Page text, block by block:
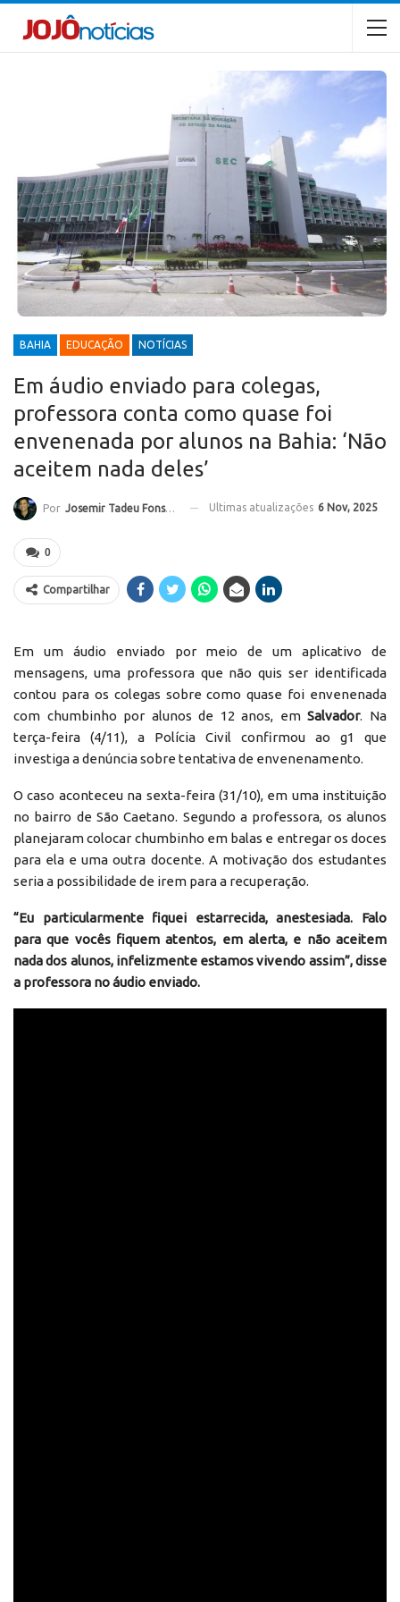
BAHIA EDUCAÇÃO NOTÍCIAS
Em áudio enviado para colegas,
professora conta como quase foi
envenenada por alunos na Bahia: ‘Não
aceitem nada deles’
Por Josemir Tadeu Fonseca Ultimas atualizações 6 Nov, 2025
0
Compartilhar
Em um áudio enviado por meio de um aplicativo de
mensagens, uma professora que não quis ser identificada
contou para os colegas sobre como quase foi envenenada
com chumbinho por alunos de 12 anos, emSalvador. Na
terça-feira (4/11), a Polícia Civil confirmou ao g1 que
investiga a denúncia sobre tentativa de envenenamento.
O caso aconteceu na sexta-feira (31/10), em uma instituição
no bairro de São Caetano. Segundo a professora, os alunos
planejaram colocar chumbinho em balas e entregar os doces
para ela e uma outra docente. A motivação dos estudantes
seria a possibilidade de irem para a recuperação.
“Eu particularmente fiquei estarrecida, anestesiada. Falo
para que vocês fiquem atentos, em alerta, e não aceitem
nada dos alunos, infelizmente estamos vivendo assim”, disse
a professora no áudio enviado.